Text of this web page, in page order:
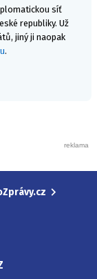
síť
republiky. Už
jiný ji naopak
.